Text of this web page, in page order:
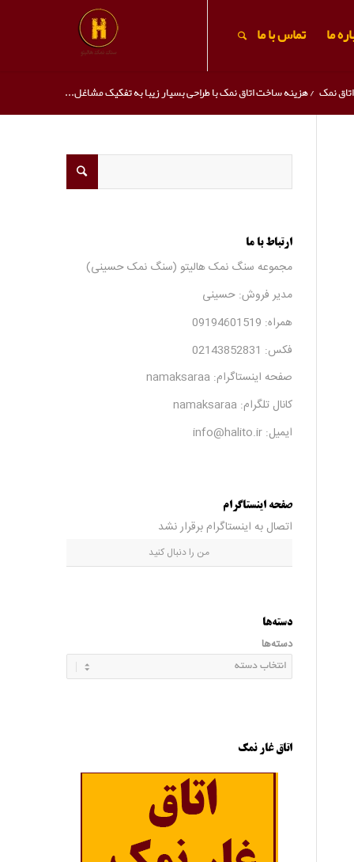
ما تماس با ما
اتاق نمک /هزینه ساخت اتاق نمک با طراحی بسیار زیبا به تفکیک مشاغل...
ارتباط با ما
مجموعه سنگ نمک هالیتو (سنگ نمک حسینی)
مدیر فروش: حسینی
همراه: 09194601519
فکس: 02143852831
صفحه اینستاگرام: namaksaraa
کانال تلگرام: namaksaraa
ایمیل: info@halito.ir
صفحه اینستاگرام
اتصال به اینستاگرام برقرار نشد
من را دنبال کنید
دسته‌ها
دسته‌ها
اتاق غار نمک